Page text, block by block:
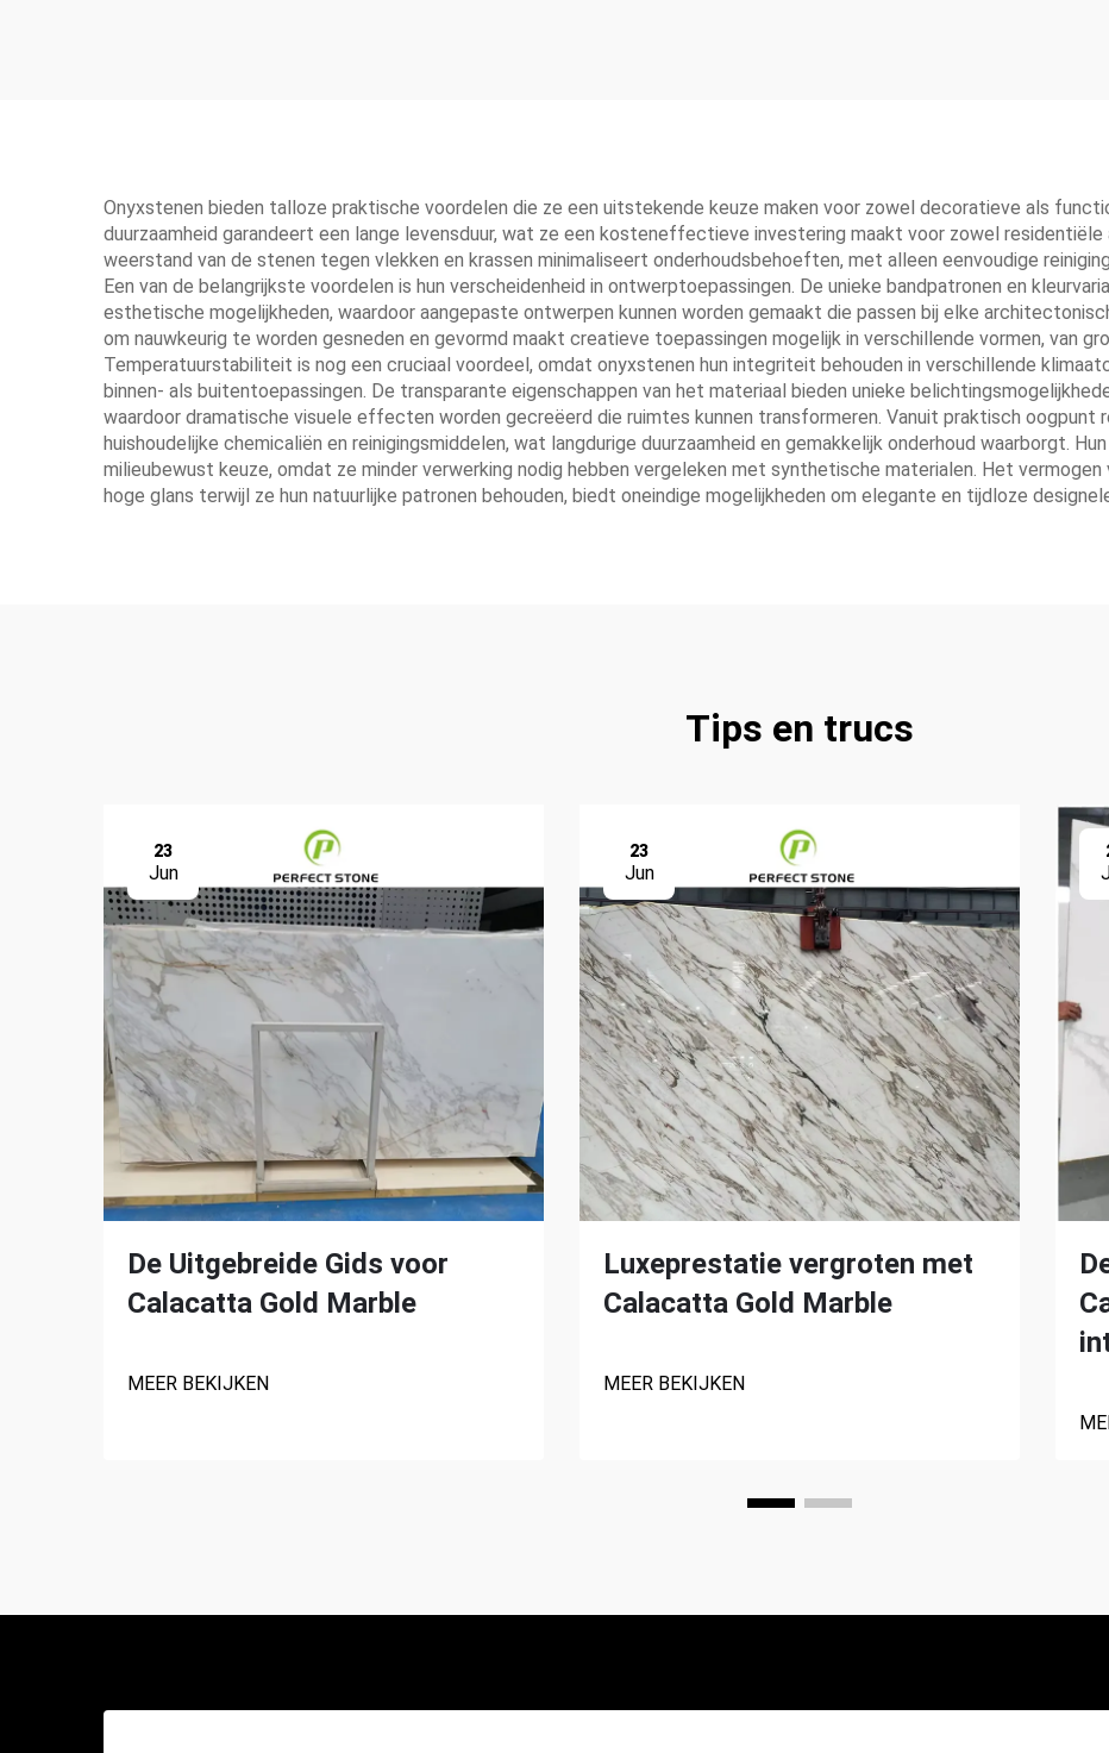
Onyxstenen bieden talloze praktische voordelen die ze een uitstekende keuze maken voor zowel decoratieve als
duurzaamheid garandeert een lange levensduur, wat ze een kosteneffectieve investering maakt voor zowel
weerstand van de stenen tegen vlekken en krassen minimaliseert onderhoudsbehoeften, met alleen eenvoudige
Een van de belangrijkste voordelen is hun verscheidenheid in ontwerptoepassingen. De unieke bandpatronen en
esthetische mogelijkheden, waardoor aangepaste ontwerpen kunnen worden gemaakt die passen bij elke
om nauwkeurig te worden gesneden en gevormd maakt creatieve toepassingen mogelijk in verschillende vormen, van
Temperatuurstabiliteit is nog een cruciaal voordeel, omdat onyxstenen hun integriteit behouden in verschillende
binnen- als buitentoepassingen. De transparante eigenschappen van het materiaal bieden unieke
waardoor dramatische visuele effecten worden gecreëerd die ruimtes kunnen transformeren. Vanuit praktisch oogpunt
huishoudelijke chemicaliën en reinigingsmiddelen, wat langdurige duurzaamheid en gemakkelijk onderhoud waarborgt.
milieubewust keuze, omdat ze minder verwerking nodig hebben vergeleken met synthetische materialen. Het
hoge glans terwijl ze hun natuurlijke patronen behouden, biedt oneindige mogelijkheden om elegante en tijdloze
Tips en trucs
23
Jun
De Uitgebreide Gids voor
Calacatta Gold Marble
MEER BEKIJKEN
23
Jun
Luxeprestatie vergroten met
Calacatta Gold Marble
MEER BEKIJKEN